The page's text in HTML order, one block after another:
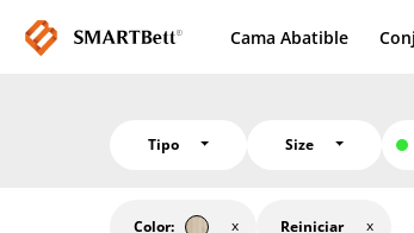
Cama Abatible
Tipo Size
Color: Reiniciar